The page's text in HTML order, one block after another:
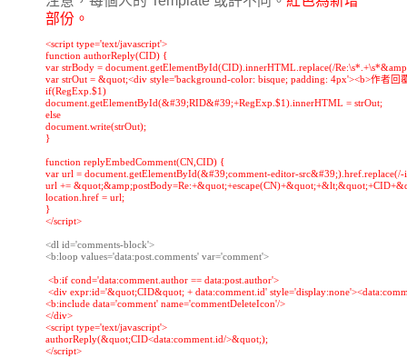
部份。
<script type='text/javascript'>
function authorReply(CID) {
var strBody = document.getElementById(CID).innerHTML.replace(/
var strOut = &quot;<div style='background-color: bisque; padding: 4px'><b>作者
if(RegExp.$1)
document.getElementById(&#39;RID&#39;+RegExp.$1).innerHTML = strOut;
else
document.write(strOut);
}
function replyEmbedComment(CN,CID) {
var url = document.getElementById(&#39;comment-editor-src&#39;).href.replace(/-
url +=
location.href = url;
}
</script>
<dl id='comments-block'>
<b:if cond='data:comment.author == data:post.author'
<div expr:id='&quot;CID&quot; + data:comment.id'
<b:include data='comment' name='commentDeleteIcon'/>
</div>
<script type='text/javascript'>
authorReply(&quot;CID<data:comment.id/>&quot;);
</script>